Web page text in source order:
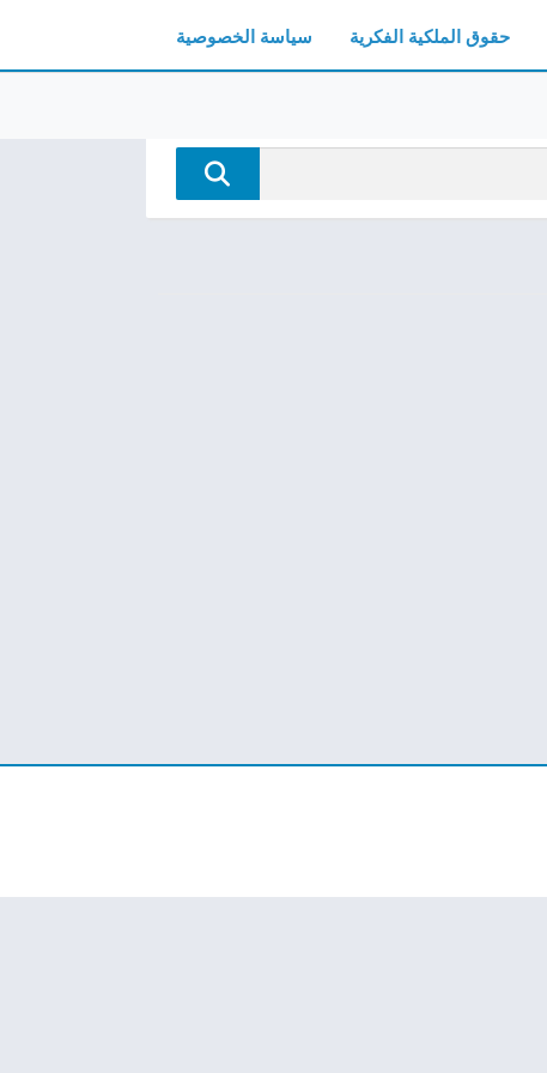
حقوق الملكية الفكرية سياسة الخصوصية